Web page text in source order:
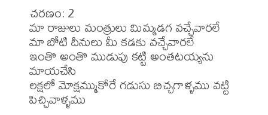
చరణం: 2
మా రాజులు మంత్రులు మిమ్మడగ వచ్చేవారలే
మా బోటి దీనులు మీ కడకు వచ్చేవారలే
ఇంతొ అంతొ ముడుపు కట్టి అంతటయ్యను
మాయచేసి
లక్షలో మోక్షమ్ముకోరే గడుసు బిచ్చగాళ్ళము వట్టి
పిచ్చివాళ్ళము